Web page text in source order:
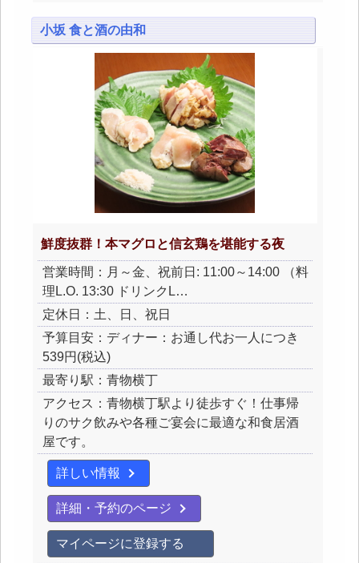
小坂 食と酒の由和
鮮度抜群！本マグロと信玄鶏を堪能する夜
営業時間：月～金、祝前日: 11:00～14:00 （料
理L.O. 13:30 ドリンクL…
定休日：土、日、祝日
予算目安：ディナー：お通し代お一人につき
539円(税込)
最寄り駅：青物横丁
アクセス：青物横丁駅より徒歩すぐ！仕事帰
りのサク飲みや各種ご宴会に最適な和食居酒
屋です。
詳しい情報
詳細・予約のページ
マイページに登録する